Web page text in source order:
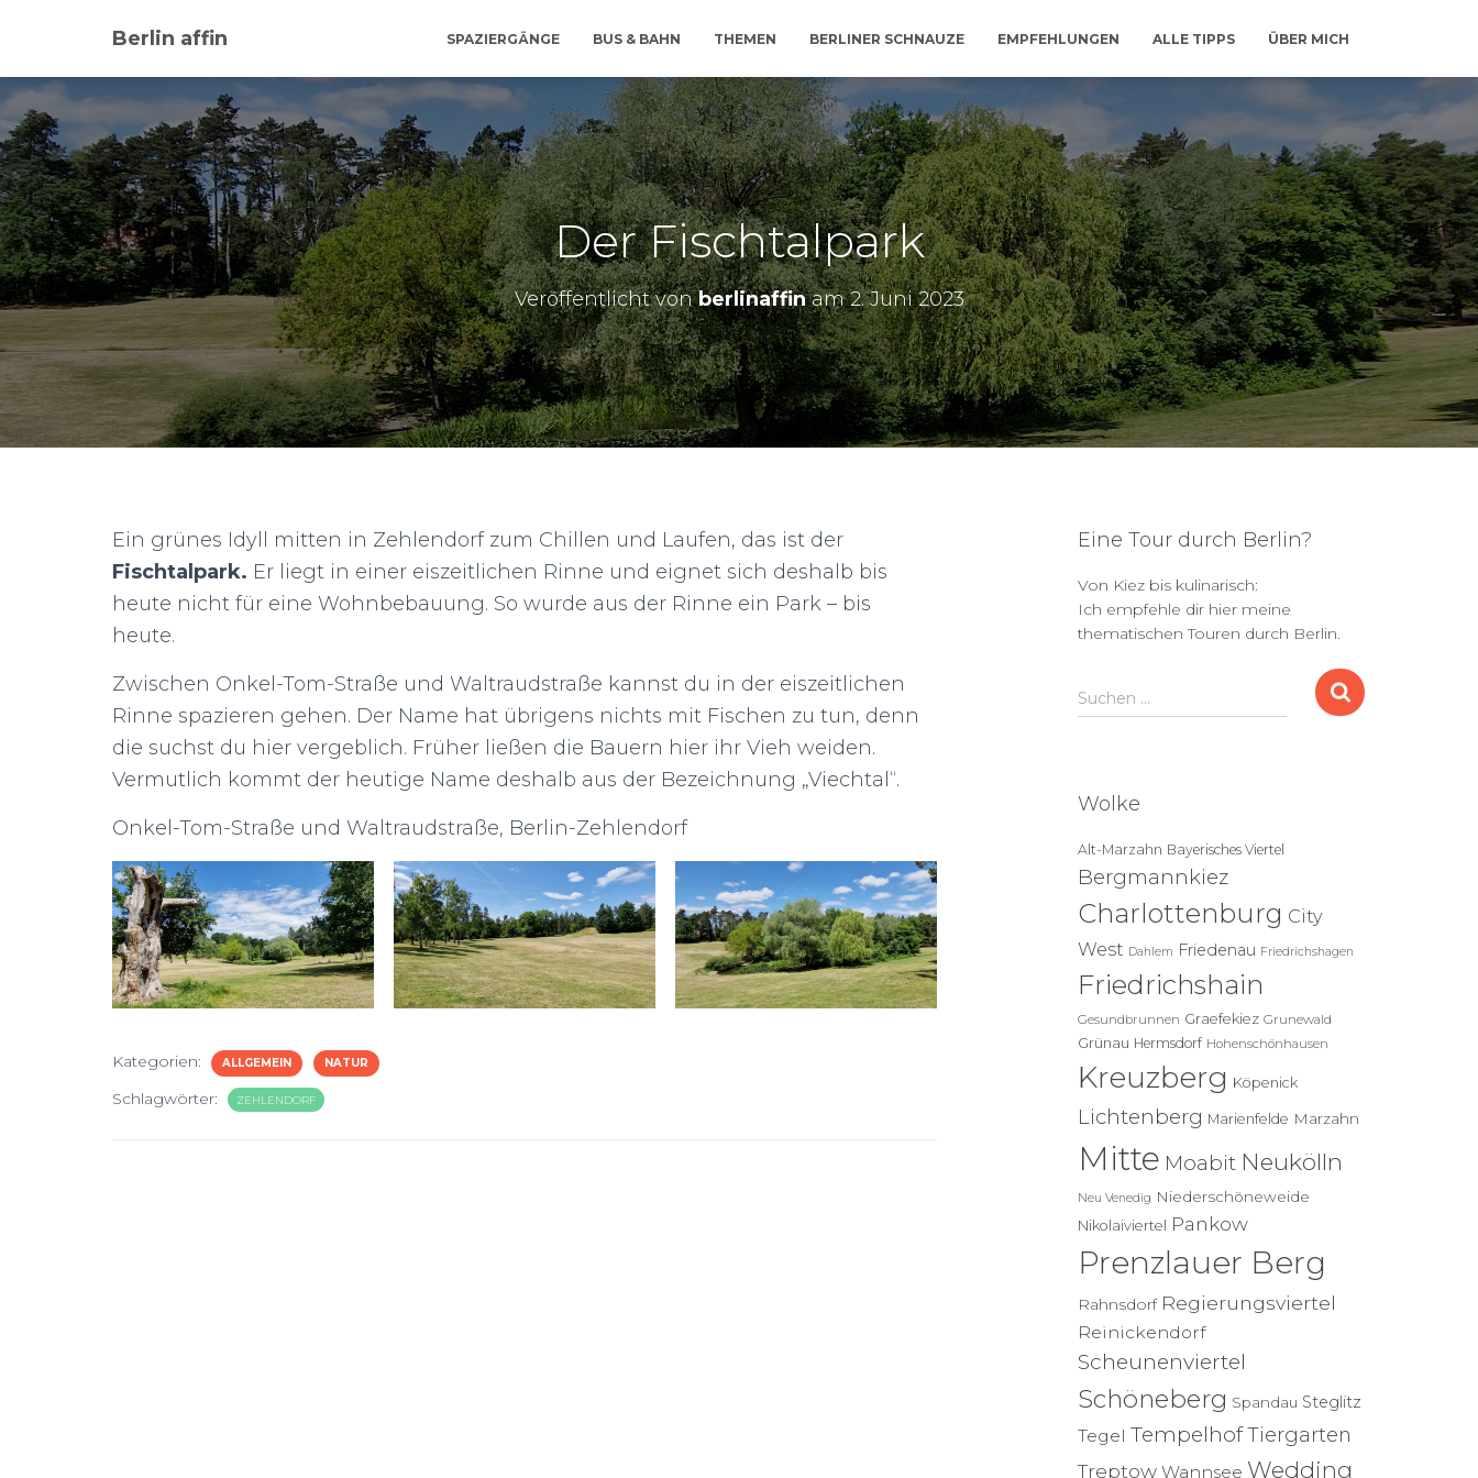
Berlin affin SPAZIERGÄNGE BUS & BAHN THEMEN BERLINER SCHNAUZE EMPFEHLUNGEN ALLE TIPPS ÜBER MICH
Der Fischtalpark
Veröffentlicht vonberlinaffinam2. Juni 2023
Ein grünes Idyll mitten in Zehlendorf zum Chillen und Laufen, das ist der
Fischtalpark. Er liegt in einer eiszeitlichen Rinne und eignet sich deshalb bis
heute nicht für eine Wohnbebauung. So wurde aus der Rinne ein Park – bis
heute.
Zwischen Onkel-Tom-Straße und Waltraudstraße kannst du in der eiszeitlichen
Rinne spazieren gehen. Der Name hat übrigens nichts mit Fischen zu tun, denn
die suchst du hier vergeblich. Früher ließen die Bauern hier ihr Vieh weiden.
Vermutlich kommt der heutige Name deshalb aus der Bezeichnung „Viechtal“.
Onkel-Tom-Straße und Waltraudstraße, Berlin-Zehlendorf
Kategorien: ALLGEMEIN NATUR
Schlagwörter: ZEHLENDORF
Eine Tour durch Berlin?
Von Kiez bis kulinarisch:
Ich empfehle dir hier meine
thematischen Touren durch Berlin.
S
u
n
a
c
h
Suchen …
Wolke
Alt-Marzahn Bayerisches Viertel
Bergmannkiez
Charlottenburg City
West Dahlem Friedenau Friedrichshagen
Friedrichshain
Gesundbrunnen Graefekiez Grunewald
Grünau Hermsdorf Hohenschönhausen
Kreuzberg Köpenick
Lichtenberg Marienfelde Marzahn
Mitte Moabit Neukölln
Neu Venedig Niederschöneweide
Nikolaiviertel Pankow
Prenzlauer Berg
Rahnsdorf Regierungsviertel
Reinickendorf
Scheunenviertel
Schöneberg Spandau Steglitz
Tegel Tempelhof Tiergarten
Treptow Wannsee Wedding